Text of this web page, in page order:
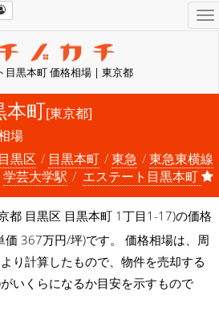
目黒本町 価格相場 | 東京都
本町[東京都]
場
目黒区 目黒本町 東急
東急東横線
学芸大学駅
エステート目黒本町
都 目黒区 目黒本町 1丁目1-17)の価格
価 367万円/坪)です。 価格相場は、周
り計算したもので、物件を売却する
いくらになるか目安を示すもので